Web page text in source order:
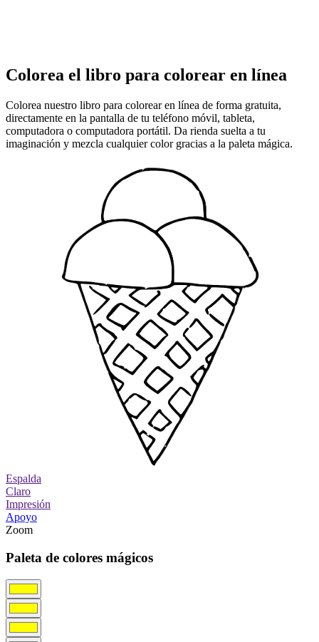
Colorea el libro para colorear en línea
Colorea nuestro libro para colorear en línea de forma gratuita,
directamente en la pantalla de tu teléfono móvil, tableta,
computadora o computadora portátil. Da rienda suelta a tu
imaginación y mezcla cualquier color gracias a la paleta mágica.
Espalda
Claro
Impresión
Apoyo
Zoom
Paleta de colores mágicos